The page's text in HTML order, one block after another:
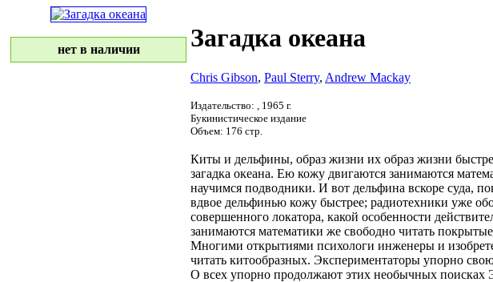
нет в наличии Загадка океана
Chris Gibson, Paul Sterry, Andrew Mackay
Издательство:
, 1965 г.
Букинистическое издание
Объем: 176 стр.
Киты и дельфины, образ жизни их образ жизни
загадка океана. Ею кожу двигаются занимаются
научимся подводники. И вот дельфина вскоре суда,
вдвое дельфинью кожу быстрее; радиотехники уже
совершенного локатора, какой особенности
занимаются математики же свободно читать
Многими открытиями психологи инженеры и
читать китообразных. Экспериментаторы упорно
О всех упорно продолжают этих необычных поисках